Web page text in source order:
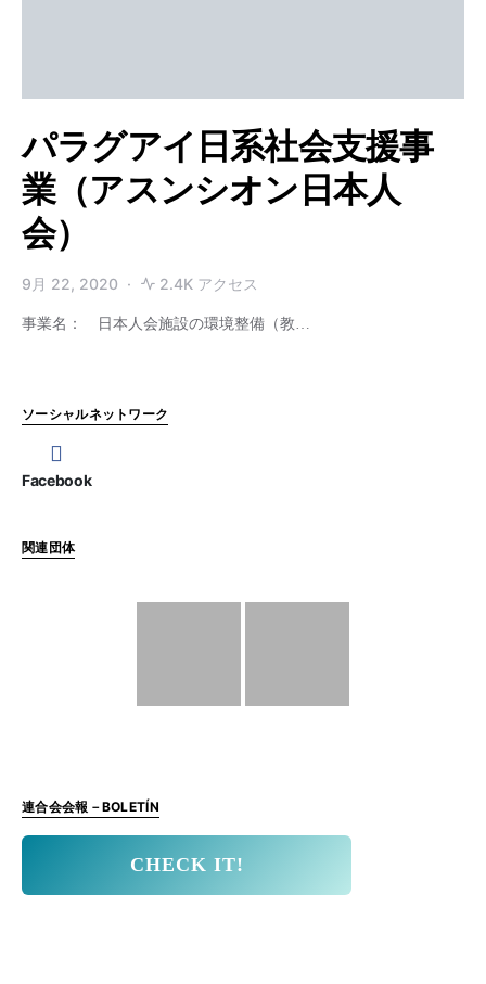
パラグアイ日系社会支援事
業（アスンシオン日本人
会）
9月 22, 2020 2.4K アクセス
事業名： 日本人会施設の環境整備（教…
ソーシャルネットワーク
Facebook
関連団体
連合会会報－BOLETÍN
CHECK IT!